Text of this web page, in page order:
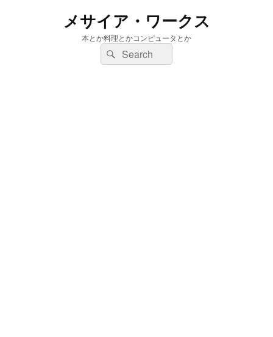
メサイア・ワークス
本とか料理とかコンピュータとか
検
索:
検
索